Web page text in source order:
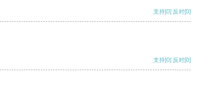
支持[0] 反对[0]
支持[0] 反对[0]